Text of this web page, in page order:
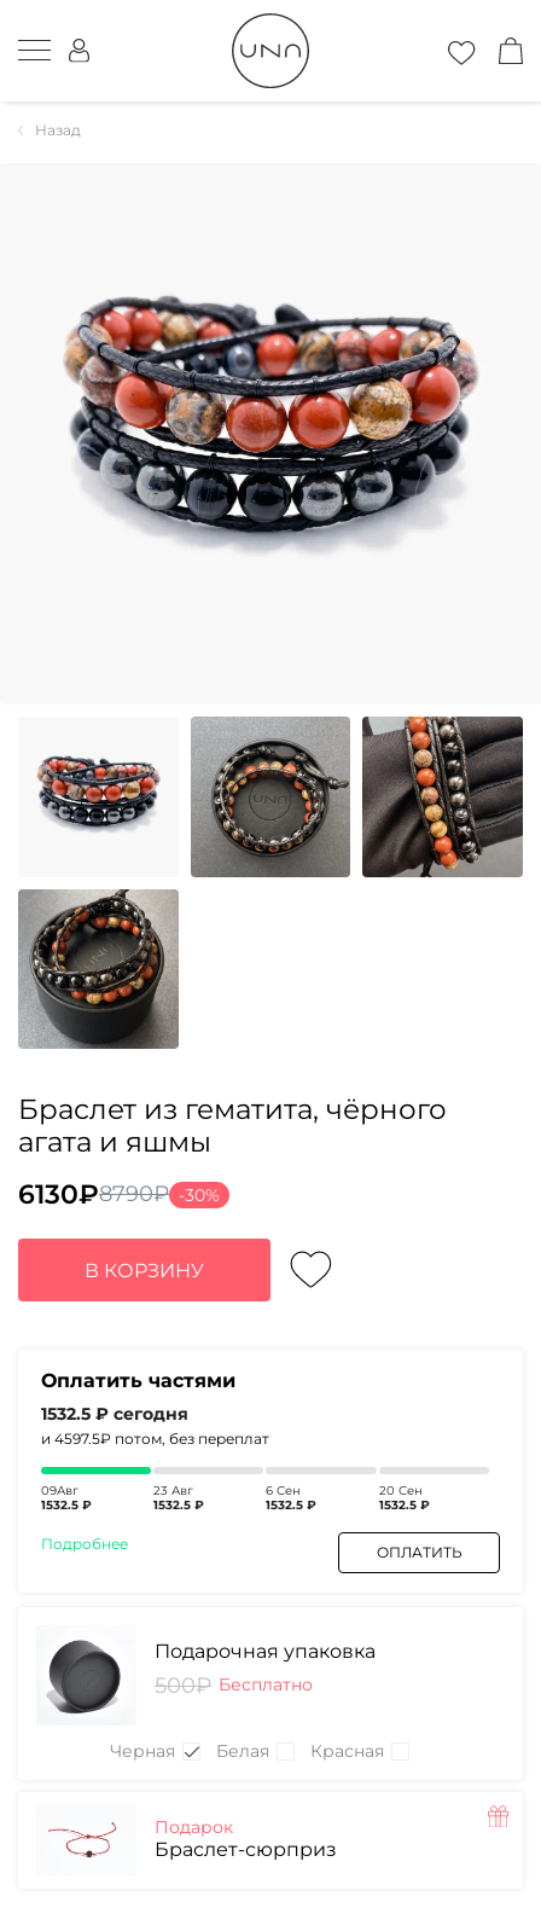
Назад
Браслет из гематита, чёрного
агата и яшмы
8790₽
Первоначальная
цена
составляла
8790₽.
6130₽
Текущая
цена:
6130₽.
-30%
В КОРЗИНУ
Оплатить частями
1532.5 ₽ сегодня
и 4597.5₽ потом, без переплат
09Авг
1532.5 ₽
23 Авг
1532.5 ₽
6 Сен
1532.5 ₽
20 Сен
1532.5 ₽
Подробнее ОПЛАТИТЬ
Подарочная упаковка
500₽ Бесплатно
Черная Белая Красная
Подарок
Браслет-сюрприз